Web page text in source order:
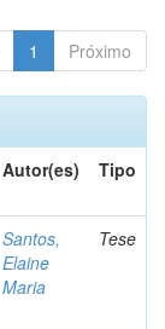
1 Próximo
Autor(es) Tipo
Santos,
Elaine
Maria
Tese